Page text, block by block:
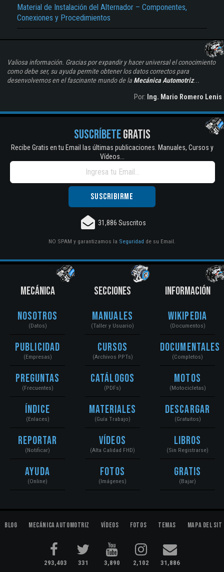
Material de Instalación del Alternador – Componentes,
Conexiones y Procedimientos
Valiosa información. Gracias por expandir y hacer universal el conocimiento
como debe ser, su ayuda permite obtener los datos correctos para
desenvolvernos en el fascinante mundo de la Mecánica Automotriz...
Por: Ing. Mario Romero Lenis
SUSCRÍBETEGRATIS
Recibe Gratis en tu Email las últimas publicaciones. Manuales, Cursos y
Vídeos...
31,886 Suscritos
NO SPAM y garantizamos la Seguridad de su Email.
MECÁNICA
Nosotros
(Datos)
Publicidad
(Empresas)
Preguntas
(Frecuentes)
Índice
(Enlaces)
Reportar
(Notificar)
Ayuda
(Online)
SECCIONES
Manuales
(Taller y Usuario)
Cursos
(Archivos PPTs)
Catálogos
(PDFs)
Materiales
(Guía Trabajo)
Vídeos
(Alta Calidad FHD)
Fotos
(Imágenes)
INFORMACIÓN
Wikipedia
(Documentos)
Documentales
(Completos)
Motos
(Motocicletas)
Descargar
(Gratuitos)
Libros
(Sin Registrarse)
Gratis
(Bajar)
Blog Mecánica Automotriz Vídeos Fotos Temas Mapa del
293,403 331 3,890 2,102 31,886